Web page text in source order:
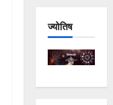
ज्योतिष